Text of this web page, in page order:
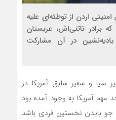
اردن از توطئه‌ای علیه
که برادر ناتنی‌اش، عربستان
در آن مشارکت
سیا و سفیر سابق آمریکا در
مهم آمریکا به وجود آمده بود
جو بایدن نخستین فردی باشد